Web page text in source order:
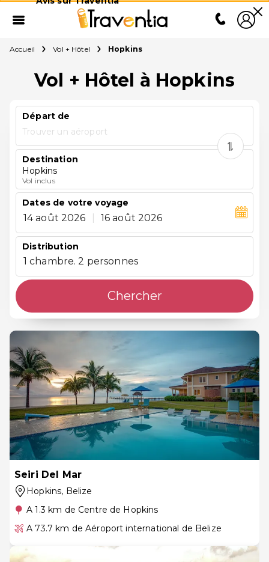
Accueil Vol + Hôtel Hopkins
Vol + Hôtel à Hopkins
Départ de
Trouver un aéroport
Destination
Hopkins
Vol inclus
Dates de votre voyage
14 août 2026 16 août 2026
Distribution
1 chambre. 2 personnes
Chercher
Seiri Del Mar
Hopkins, Belize
A 1.3 km de Centre de Hopkins
A 73.7 km de Aéroport international de Belize